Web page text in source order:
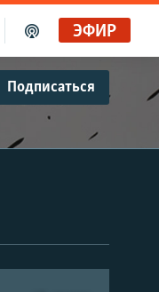
ЭФИР
Подписаться